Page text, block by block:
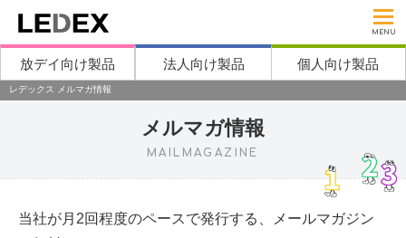
MENU
放デイ向け製品 法人向け製品 個人向け製品
レデックス メルマガ情報
メルマガ情報
MAILMAGAZINE
当社が月2回程度のペースで発行する、メールマガジン